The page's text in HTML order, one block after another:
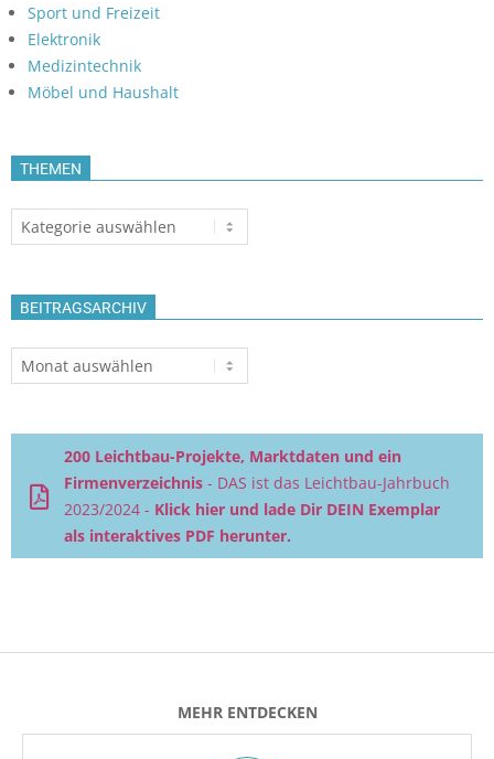
Sport und Freizeit
Elektronik
Medizintechnik
Möbel und Haushalt
THEMEN
Themen
BEITRAGSARCHIV
Beitragsarchiv
200 Leichtbau-Projekte, Marktdaten und ein
Firmenverzeichnis - DAS ist das Leichtbau-Jahrbuch
2023/2024 - Klick hier und lade Dir DEIN Exemplar
als interaktives PDF herunter.
MEHR ENTDECKEN